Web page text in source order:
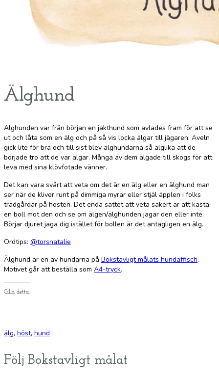
Älghund
Älghunden var från början en jakthund som avlades fram för att se
ut och låta som en älg och på så vis locka älgar till jägaren. Aveln
gick lite för bra och till sist blev älghundarna så älglika att de
började tro att de var älgar. Många av dem älgade till skogs för att
leva med sina klövfotade vänner.
Det kan vara svårt att veta om det är en älg eller en älghund man
ser när de kliver runt på dimmiga myrar eller stjäl äpplen i folks
trädgårdar på hösten. Det enda sättet att veta säkert är att kasta
en boll mot den och se om älgen/älghunden jagar den eller inte.
Börjar djuret jaga dig istället för bollen är det antagligen en älg.
Ordtips: @torsnatalie
Älghund är en av hundarna på Bokstavligt målats hundaffisch.
Motivet går att beställa som A4-tryck.
Gilla detta:
älg, höst, hund
Följ Bokstavligt målat